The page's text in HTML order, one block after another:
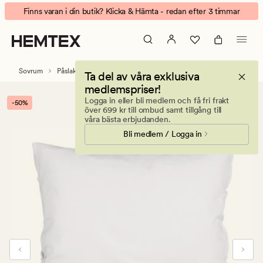
Enzo
Påslakanset
linne
bomull
Animerad
banner.
Klicka
på
att
pausa.
Finns varan i din butik? Klicka & Hämta - redan efter 3 timmar
Ta del av våra exklusiva
medlemspriser!
Logga in eller bli medlem och få fri frakt
över 699 kr till ombud samt tillgång till
våra bästa erbjudanden.
Bli medlem / Logga in
Sovrum Påslakanset Linne påslakanset
-50%